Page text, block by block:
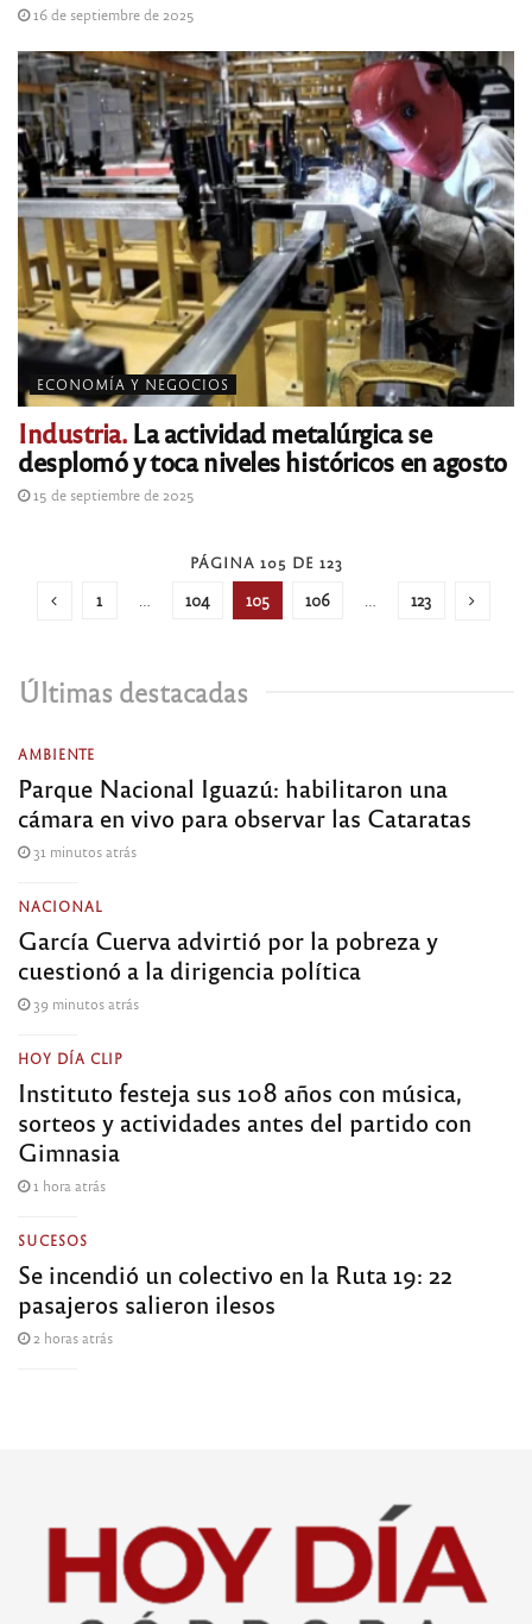
16 de septiembre de 2025
ECONOMÍA Y NEGOCIOS
Industria.La actividad metalúrgica se
desplomó y toca niveles históricos en agosto
15 de septiembre de 2025
PÁGINA 105 DE 123
1 104 105 106 123
Últimas destacadas
AMBIENTE
Parque Nacional Iguazú: habilitaron una
cámara en vivo para observar las Cataratas
31 minutos atrás
NACIONAL
García Cuerva advirtió por la pobreza y
cuestionó a la dirigencia política
39 minutos atrás
HOY DÍA CLIP
Instituto festeja sus 108 años con música,
sorteos y actividades antes del partido con
Gimnasia
1 hora atrás
SUCESOS
Se incendió un colectivo en la Ruta 19: 22
pasajeros salieron ilesos
2 horas atrás